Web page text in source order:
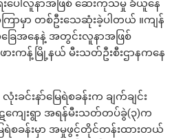
ပေါ်လူနာအဖြစ် ဆေးကုသမှု ခံယူနေ
ကြာမှာ တစ်ဦးသေဆုံးခဲ့ပါတယ် ။ကျန်
ေအနေနဲ့ အတွင်းလူနာအဖြစ်
ကန့်မြို့နယ် မီးသတ်ဦးစီးဌာနကနေ
င်းနာ်မြေရဲစခန်းက ချက်ချင်း
ျေးရွာ အရန်မီးသတ်တပ်ခွဲ(၃)က
ရဲစခန်းမှာ အမှုဖွင့်တိုင်တန်းထားတယ်